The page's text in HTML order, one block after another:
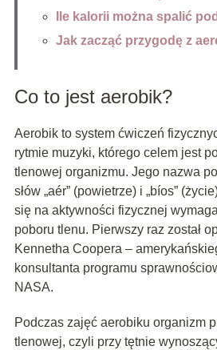
Ile kalorii można spalić
Jak zacząć przygodę z
Co to jest aerobik?
Aerobik to system ćwiczeń
rytmie muzyki, którego celem jest
tlenowej organizmu. Jego nazwa
słów „aér” (powietrze) i „bíos”
się na aktywności fizycznej
poboru tlenu. Pierwszy raz został
Kennetha Coopera –
konsultanta programu
NASA.
Podczas zajęć aerobiku organizm
tlenowej, czyli przy tętnie